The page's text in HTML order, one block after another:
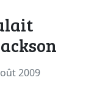
2009